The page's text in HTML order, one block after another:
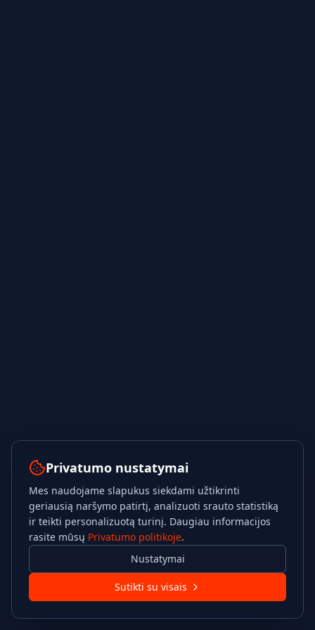
Privatumo nustatymai
Mes naudojame slapukus siekdami užtikrinti
geriausią naršymo patirtį, analizuoti srauto statistiką
ir teikti personalizuotą turinį. Daugiau informacijos
rasite mūsų Privatumo politikoje.
Nustatymai
Sutikti su visais